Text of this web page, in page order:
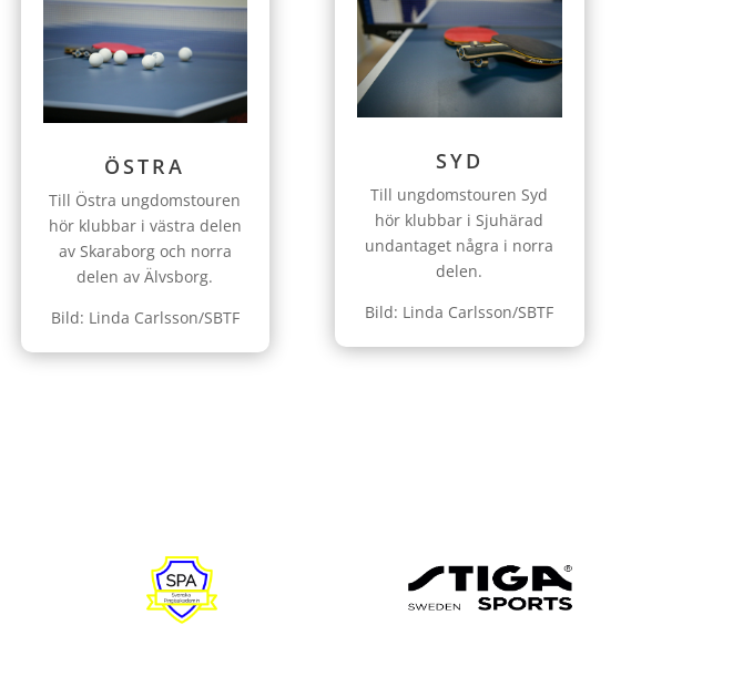
ÖSTRA
Till Östra ungdomstouren
hör klubbar i västra delen
av Skaraborg och norra
delen av Älvsborg.
Bild: Linda Carlsson/SBTF
SYD
Till ungdomstouren Syd
hör klubbar i Sjuhärad
undantaget några i norra
delen.
Bild: Linda Carlsson/SBTF